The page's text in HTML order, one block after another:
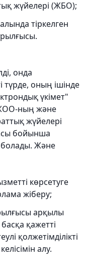
жүйелері (ЖБО);
тіркелген
онда
түрде, оның ішінде
үкімет"
ЖОО-ның және
жүйелері
бойынша
болады. Және
көрсетуге
жіберу;
арқылы
қажетті
қолжетімділікті
алу.